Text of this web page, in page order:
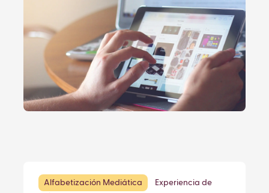
Alfabetización Mediática
Experiencia de